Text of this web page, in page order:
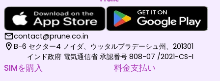
contact@prune.co.in
B-6 セクター4 ノイダ、ウッタルプラデーシュ州、201301
インド政府 電気通信省 承認番号 808-07 /2021-CS-I
SIMを購入 料金支払い